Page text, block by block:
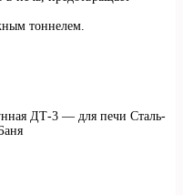
тоннелем.
ДТ-3 — для печи Сталь-